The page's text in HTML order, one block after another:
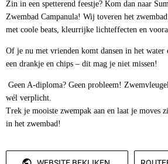
Zin in een spetterend feestje? Kom dan naar
Zwembad Campanula! Wij toveren het
met coole beats, kleurrijke lichteffecten en
Of je nu met vrienden komt dansen in het
een drankje en chips – dit mag je niet missen!
Geen A-diploma? Geen probleem!
wél verplicht.
Trek je mooiste zwempak aan en laat je moves
in het zwembad!